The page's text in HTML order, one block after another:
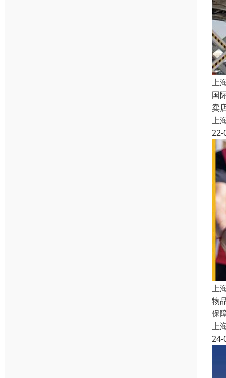
上
国
卖
上
22-
上
物
保
上
24-